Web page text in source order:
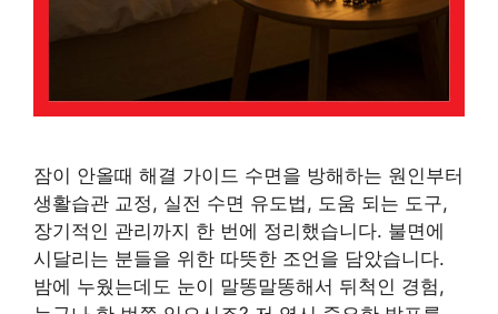
잠이 안올때 해결 가이드 수면을 방해하는 원인부터
생활습관 교정, 실전 수면 유도법, 도움 되는 도구,
장기적인 관리까지 한 번에 정리했습니다. 불면에
시달리는 분들을 위한 따뜻한 조언을 담았습니다.
밤에 누웠는데도 눈이 말똥말똥해서 뒤척인 경험,